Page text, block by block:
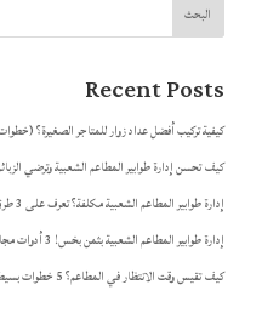
البحث
Recent Posts
كيفية تركيب أفضل عداد زوار للمتاجر الصغيرة؟
كيف تحسن إدارة طوابير المطاعم الشعبية وترضي الزبائن؟ 4 استراتيجيات
إدارة طوابير المطاعم الشعبية مكلفة؟ تعرف على 3 طرق لتوفير المال!
إدارة طوابير المطاعم الشعبية بثمن بخس! 3 أدوات مجانية تعمل كالسحر
كيف تقيس وقت الانتظار في المطاعم؟ 5 خطوات بسيطة للحصول على نتائج دقيقة!